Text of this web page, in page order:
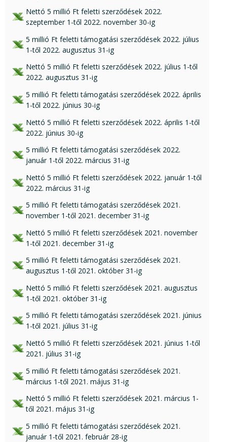
xls csatolmány:
Nettó 5 millió Ft feletti szerződések 2022.
szeptember 1-től 2022. november 30-ig
xls csatolmány:
5 millió Ft feletti támogatási szerződések 2022. július
1-től 2022. augusztus 31-ig
xlsx csatolmány:
Nettó 5 millió Ft feletti szerződések 2022. július 1-től
2022. augusztus 31-ig
xls csatolmány:
5 millió Ft feletti támogatási szerződések 2022. április
1-től 2022. június 30-ig
xls csatolmány:
Nettó 5 millió Ft feletti szerződések 2022. április 1-től
2022. június 30-ig
xls csatolmány:
5 millió Ft feletti támogatási szerződések 2022.
január 1-től 2022. március 31-ig
xls csatolmány:
Nettó 5 millió Ft feletti szerződések 2022. január 1-től
2022. március 31-ig
xls csatolmány:
5 millió Ft feletti támogatási szerződések 2021.
november 1-től 2021. december 31-ig
xlsx csatolmány:
Nettó 5 millió Ft feletti szerződések 2021. november
1-től 2021. december 31-ig
xls csatolmány:
5 millió Ft feletti támogatási szerződések 2021.
augusztus 1-től 2021. október 31-ig
xlsx csatolmány:
Nettó 5 millió Ft feletti szerződések 2021. augusztus
1-től 2021. október 31-ig
xls csatolmány:
5 millió Ft feletti támogatási szerződések 2021. június
1-től 2021. július 31-ig
xlsx csatolmány:
Nettó 5 millió Ft feletti szerződések 2021. június 1-től
2021. július 31-ig
xls csatolmány:
5 millió Ft feletti támogatási szerződések 2021.
március 1-től 2021. május 31-ig
xlsx csatolmány:
Nettó 5 millió Ft feletti szerződések 2021. március 1-
től 2021. május 31-ig
xlsx csatolmány:
5 millió Ft feletti támogatási szerződések 2021.
január 1-től 2021. február 28-ig